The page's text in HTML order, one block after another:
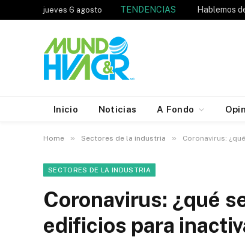
jueves 6 agosto TENDENCIAS
Inicio Noticias A Fondo
Home » Sectores de la industria » Coronavirus:
SECTORES DE LA INDUSTRIA
Coronavirus: ¿qué
edificios para